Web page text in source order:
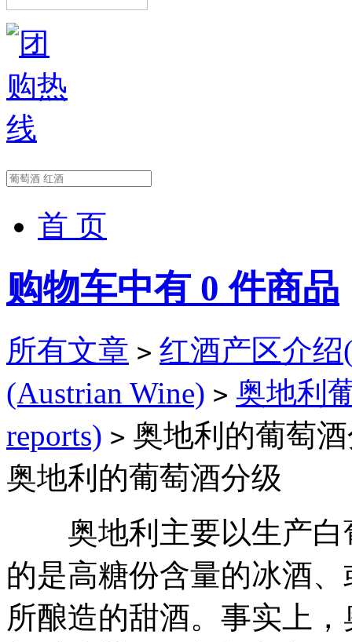
首 页
购物车中有 0 件商品
所有文章 > 红酒产区介绍
(Austrian Wine) > 奥地利
reports) > 奥地利的葡萄
奥地利的葡萄酒分级
奥地利主要以生产白
的是高糖份含量的冰酒、
所酿造的甜酒。事实上